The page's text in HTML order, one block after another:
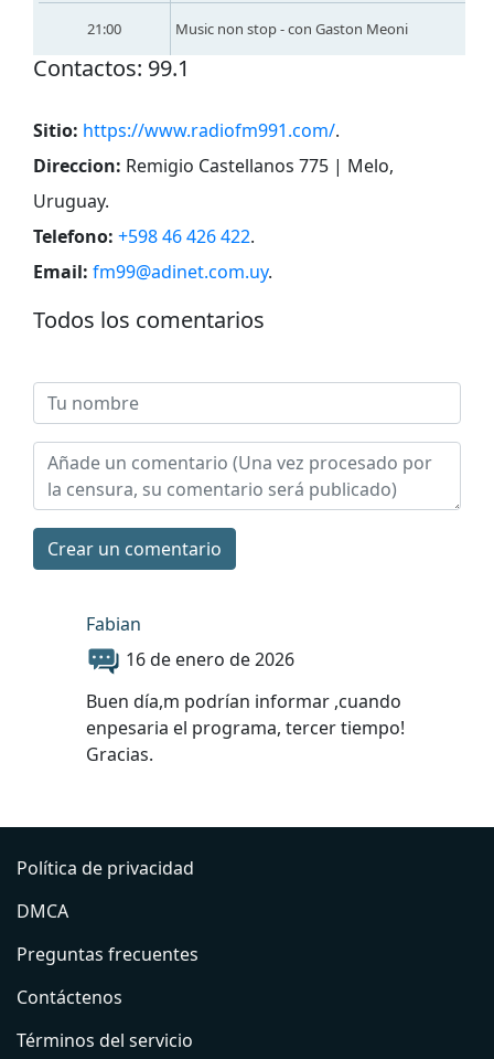
21:00 Music non stop - con Gaston Meoni
Сontactos: 99.1
Sitio: https://www.radiofm991.com/.
Direccion: Remigio Castellanos 775 | Melo,
Uruguay.
Telefono: +598 46 426 422.
Email: fm99@adinet.com.uy.
Todos los comentarios
Сrear un comentario
Fabian
16 de enero de 2026
Buen día,m podrían informar ,cuando
enpesaria el programa, tercer tiempo!
Gracias.
Política de privacidad
DMCA
Preguntas frecuentes
Contáctenos
Términos del servicio